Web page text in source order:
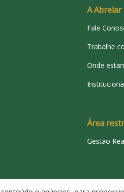
A
Fale
Trabalhe
Onde
Área
Gestão